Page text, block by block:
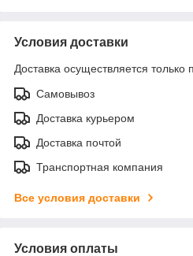
Условия доставки
Доставка осуществляется только
Самовывоз
Доставка курьером
Доставка почтой
Транспортная компания
Все условия доставки
Условия оплаты